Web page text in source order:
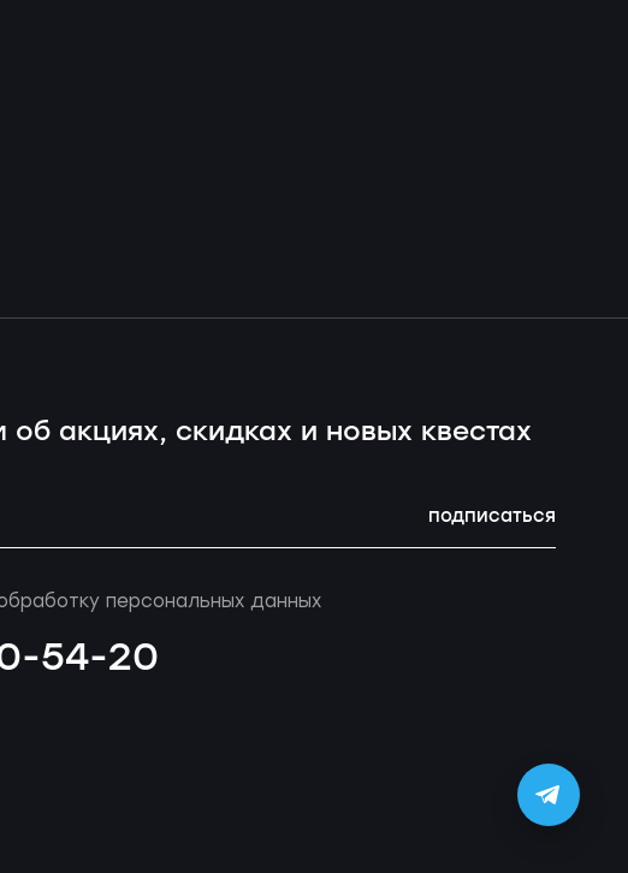
акциях, скидках и новых квестах
подписаться
персональных данных
54-20